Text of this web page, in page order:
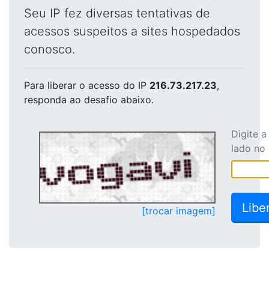
Seu IP fez diversas tentativas de
acessos suspeitos a sites hospedados
conosco.
Para liberar o acesso do IP 216.73.217.23,
responda ao desafio abaixo.
[trocar imagem]
Digite
lado no